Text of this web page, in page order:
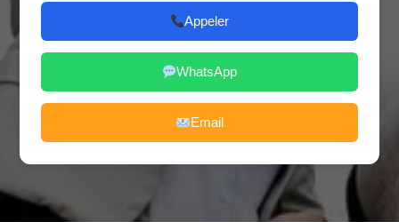
Appeler
WhatsApp
Email